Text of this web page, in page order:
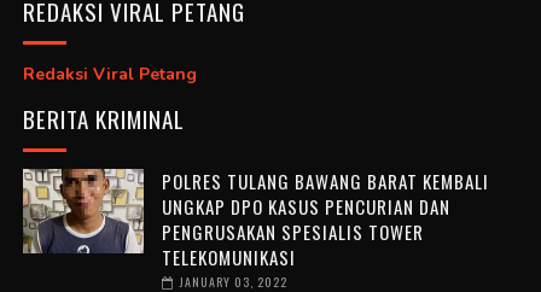
REDAKSI VIRAL PETANG
Redaksi Viral Petang
BERITA KRIMINAL
POLRES TULANG BAWANG BARAT KEMBALI
UNGKAP DPO KASUS PENCURIAN DAN
PENGRUSAKAN SPESIALIS TOWER
TELEKOMUNIKASI
JANUARY 03, 2022